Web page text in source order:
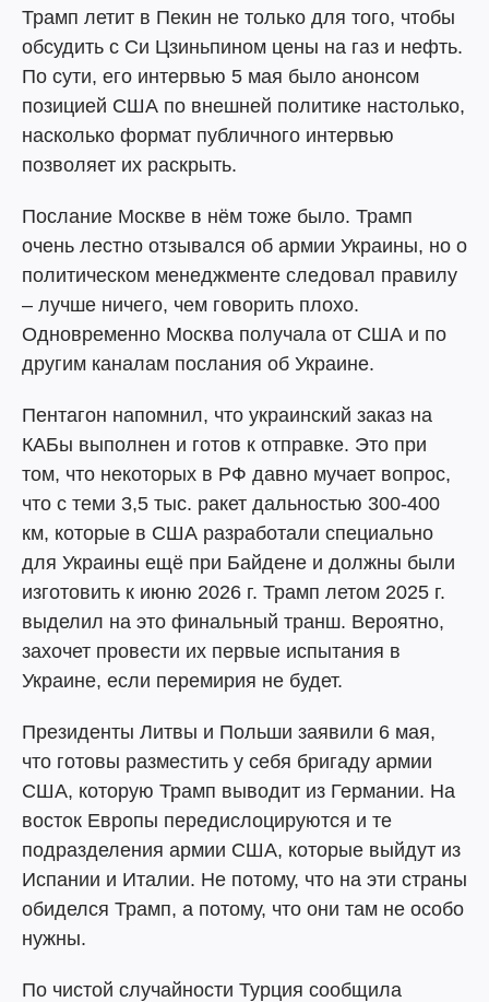
Трамп летит в Пекин не только для того, чтобы
обсудить с Си Цзиньпином цены на газ и нефть.
По сути, его интервью 5 мая было анонсом
позицией США по внешней политике настолько,
насколько формат публичного интервью
позволяет их раскрыть.
Послание Москве в нём тоже было. Трамп
очень лестно отзывался об армии Украины, но о
политическом менеджменте следовал правилу
– лучше ничего, чем говорить плохо.
Одновременно Москва получала от США и по
другим каналам послания об Украине.
Пентагон напомнил, что украинский заказ на
КАБы выполнен и готов к отправке. Это при
том, что некоторых в РФ давно мучает вопрос,
что с теми 3,5 тыс. ракет дальностью 300-400
км, которые в США разработали специально
для Украины ещё при Байдене и должны были
изготовить к июню 2026 г. Трамп летом 2025 г.
выделил на это финальный транш. Вероятно,
захочет провести их первые испытания в
Украине, если перемирия не будет.
Президенты Литвы и Польши заявили 6 мая,
что готовы разместить у себя бригаду армии
США, которую Трамп выводит из Германии. На
восток Европы передислоцируются и те
подразделения армии США, которые выйдут из
Испании и Италии. Не потому, что на эти страны
обиделся Трамп, а потому, что они там не особо
нужны.
По чистой случайности Турция сообщила